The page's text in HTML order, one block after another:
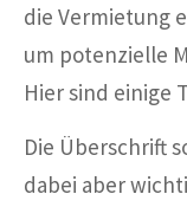
die Vermietung
um potenzielle
Hier sind einige
Die Überschrift
dabei aber